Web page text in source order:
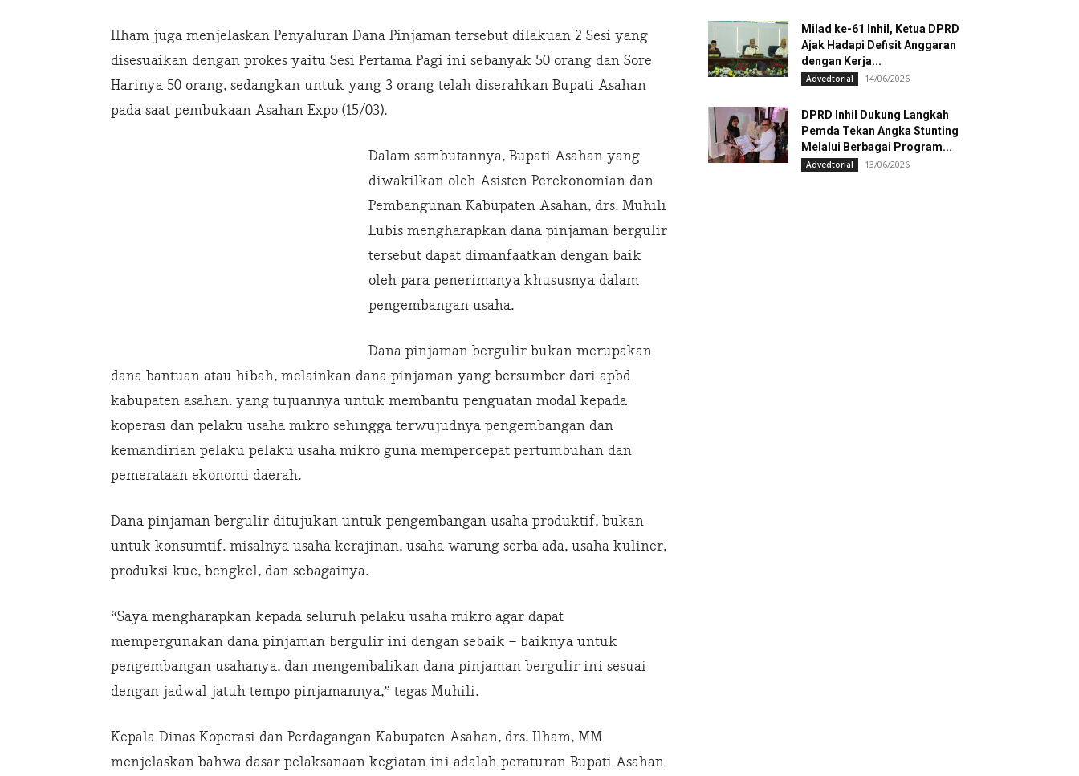
Ilham juga menjelaskan Penyaluran Dana Pinjaman tersebut dilakuan 2 Sesi yang
disesuaikan dengan prokes yaitu Sesi Pertama Pagi ini sebanyak 50 orang dan Sore
Harinya 50 orang, sedangkan untuk yang 3 orang telah diserahkan Bupati Asahan
pada saat pembukaan Asahan Expo (15/03).
Dalam sambutannya, Bupati Asahan yang
diwakilkan oleh Asisten Perekonomian dan
Pembangunan Kabupaten Asahan, drs. Muhili
Lubis mengharapkan dana pinjaman bergulir
tersebut dapat dimanfaatkan dengan baik
oleh para penerimanya khususnya dalam
pengembangan usaha.
Dana pinjaman bergulir bukan merupakan
dana bantuan atau hibah, melainkan dana pinjaman yang bersumber dari apbd
kabupaten asahan. yang tujuannya untuk membantu penguatan modal kepada
koperasi dan pelaku usaha mikro sehingga terwujudnya pengembangan dan
kemandirian pelaku pelaku usaha mikro guna mempercepat pertumbuhan dan
pemerataan ekonomi daerah.
Dana pinjaman bergulir ditujukan untuk pengembangan usaha produktif, bukan
untuk konsumtif. misalnya usaha kerajinan, usaha warung serba ada, usaha kuliner,
produksi kue, bengkel, dan sebagainya.
“Saya mengharapkan kepada seluruh pelaku usaha mikro agar dapat
mempergunakan dana pinjaman bergulir ini dengan sebaik – baiknya untuk
pengembangan usahanya, dan mengembalikan dana pinjaman bergulir ini sesuai
dengan jadwal jatuh tempo pinjamannya,” tegas Muhili.
Kepala Dinas Koperasi dan Perdagangan Kabupaten Asahan, drs. Ilham, MM
menjelaskan bahwa dasar pelaksanaan kegiatan ini adalah peraturan Bupati Asahan
Milad ke-61 Inhil, Ketua DPRD
Ajak Hadapi Defisit Anggaran
dengan Kerja...
Advedtorial 14/06/2026
DPRD Inhil Dukung Langkah
Pemda Tekan Angka Stunting
Melalui Berbagai Program...
Advedtorial 13/06/2026